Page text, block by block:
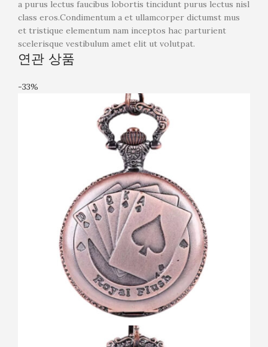
a purus lectus faucibus lobortis tincidunt purus lectus nisl
class eros.Condimentum a et ullamcorper dictumst mus
et tristique elementum nam inceptos hac parturient
scelerisque vestibulum amet elit ut volutpat.
연관 상품
-33%